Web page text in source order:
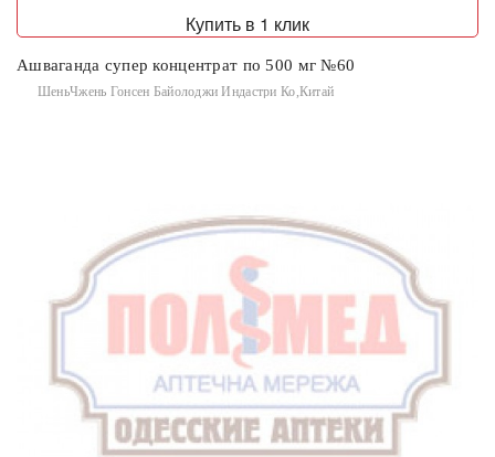
Купить в 1 клик
Ашваганда супер концентрат по 500 мг №60
ШеньЧжень Гонсен Байолоджи Индастри Ко,Китай